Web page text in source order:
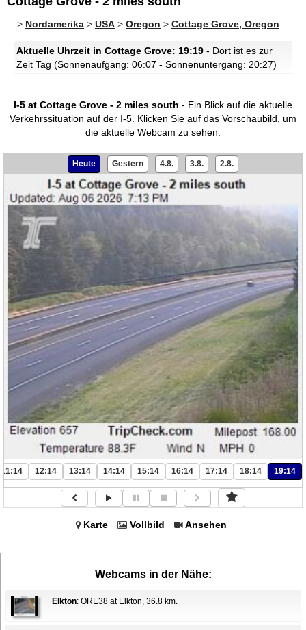
> Nordamerika > USA > Oregon > Cottage Grove, Oregon
Aktuelle Uhrzeit in Cottage Grove: 19:19 - Dort ist es zur
Zeit Tag (Sonnenaufgang: 06:07 - Sonnenuntergang: 20:27)
I-5 at Cottage Grove - 2 miles south - Ein Blick auf die aktuelle
Verkehrssituation auf der I-5. Klicken Sie auf das Vorschaubild, um
die aktuelle Webcam zu sehen.
Heute Gestern 4.8. 3.8. 2.8.
11:14 12:14 13:14 14:14 15:14 16:14 17:14 18:14 19:14
Karte Vollbild Ansehen
Webcams in der Nähe:
Elkton: ORE38 at Elkton, 36.8 km.